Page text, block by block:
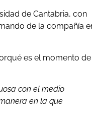
de Cantabria, con
de la compañía
es el momento de
con el medio
en la que